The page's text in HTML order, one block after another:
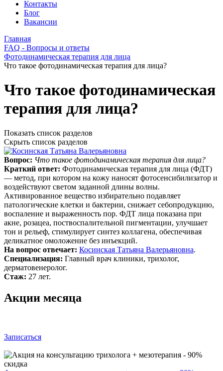
Контакты
Блог
Вакансии
Главная
FAQ - Вопросы и ответы
Фотодинамическая терапия для лица
Что такое фотодинамическая терапия для лица?
Что такое фотодинамическая
терапия для лица?
Показать список разделов
Скрыть список разделов
Вопрос: Что такое фотодинамическая терапия для лица?
Краткий ответ: Фотодинамическая терапия для лица (ФДТ)
— метод, при котором на кожу наносят фотосенсибилизатор и
воздействуют светом заданной длины волны.
Активированное вещество избирательно подавляет
патологические клетки и бактерии, снижает себопродукцию,
воспаление и выраженность пор. ФДТ лица показана при
акне, розацеа, поствоспалительной пигментации, улучшает
тон и рельеф, стимулирует синтез коллагена, обеспечивая
деликатное омоложение без инъекций.
На вопрос отвечает: Косинская Татьяна Валерьяновна.
Специализация: Главный врач клиники, трихолог,
дерматовенеролог.
Стаж: 27 лет.
Акции месяца
Записаться